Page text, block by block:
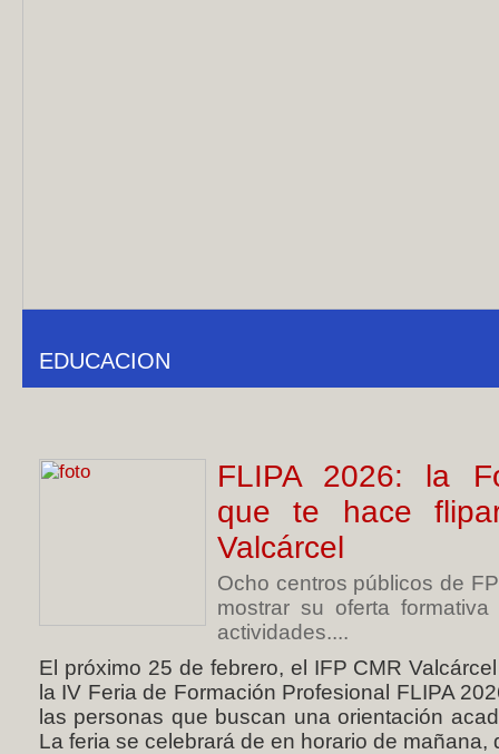
EDUCACION
FLIPA 2026: la
que te hace
Valcárcel
Ocho centros públicos de
mostrar su oferta
actividades....
El próximo 25 de febrero, el IFP CMR
la IV Feria de Formación Profesional FLIPA
las personas que buscan una orientación
La feria se celebrará de en horario de mañana,